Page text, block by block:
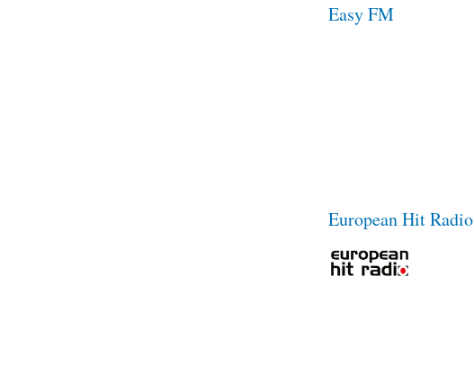
Easy FM
European Hit Radio